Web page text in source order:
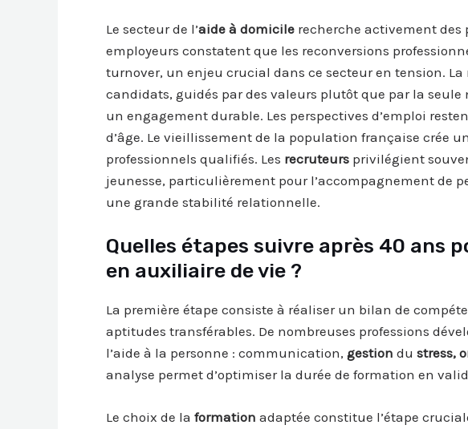
Le secteur de l’aide à domicile recherche activement des
employeurs constatent que les reconversions
turnover, un enjeu crucial dans ce secteur en tension.
candidats, guidés par des valeurs plutôt que par la
un engagement durable. Les perspectives d’emploi
d’âge. Le vieillissement de la population française crée
professionnels qualifiés. Les recruteurs privilégient
jeunesse, particulièrement pour l’accompagnement de
une grande stabilité relationnelle.
Quelles étapes suivre après 40 ans
en auxiliaire de vie ?
La première étape consiste à réaliser un bilan de
aptitudes transférables. De nombreuses professions
l’aide à la personne : communication, gestion du stress,
analyse permet d’optimiser la durée de formation en
Le choix de la formation adaptée constitue l’étape